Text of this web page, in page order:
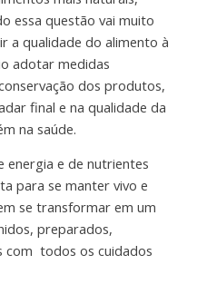
essa questão vai muito
a qualidade do alimento à
adotar medidas
dos produtos,
final e na qualidade da
na saúde.
energia e de nutrientes
para se manter vivo e
se transformar em um
preparados,
com todos os cuidados